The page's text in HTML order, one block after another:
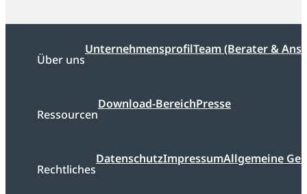
Über uns
UnternehmensprofilTeam (Berater &
Ressourcen
Download-BereichPresse
Rechtliches
DatenschutzImpressumAllgemeine